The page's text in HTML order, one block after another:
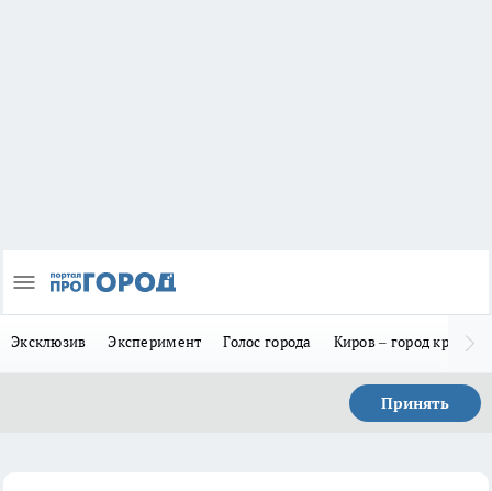
Эксклюзив Эксперимент Голос города Киров – город
Принять